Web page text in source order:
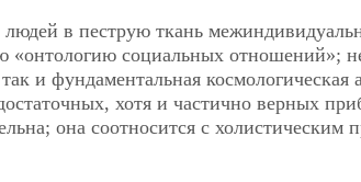
людей в пеструю ткань
«онтологию социальных отношений»;
и фундаментальная космологическая
хотя и частично верных
она соотносится с холистическим